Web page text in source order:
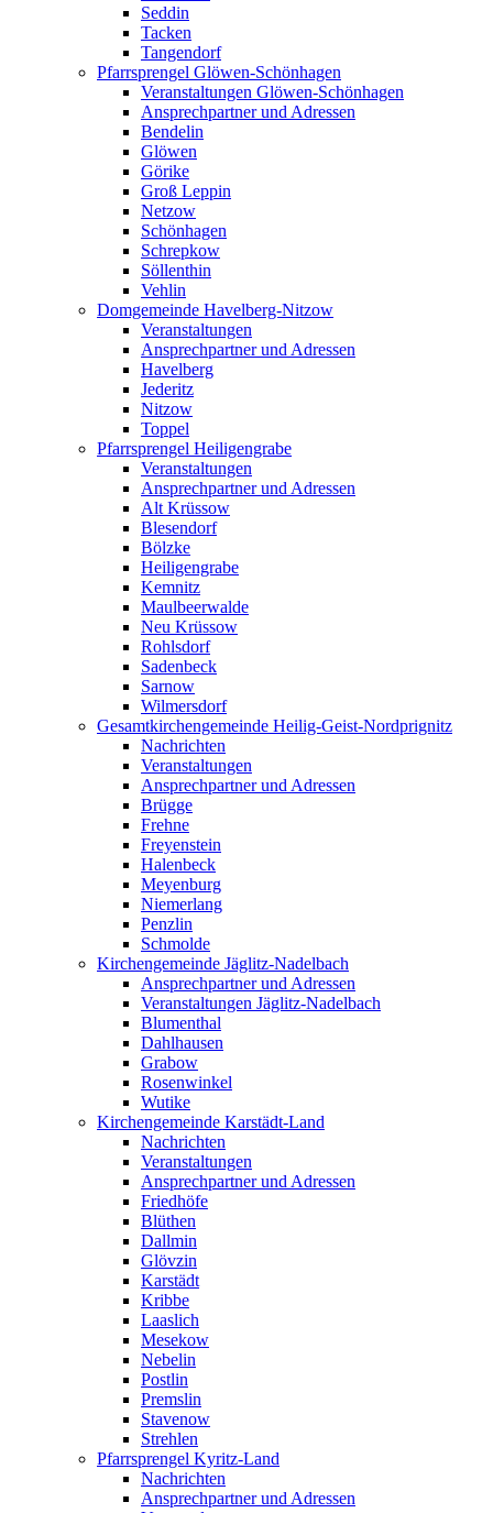
Seddin
Tacken
Tangendorf
Pfarrsprengel Glöwen-Schönhagen
Veranstaltungen Glöwen-Schönhagen
Ansprechpartner und Adressen
Bendelin
Glöwen
Görike
Groß Leppin
Netzow
Schönhagen
Schrepkow
Söllenthin
Vehlin
Domgemeinde Havelberg-Nitzow
Veranstaltungen
Ansprechpartner und Adressen
Havelberg
Jederitz
Nitzow
Toppel
Pfarrsprengel Heiligengrabe
Veranstaltungen
Ansprechpartner und Adressen
Alt Krüssow
Blesendorf
Bölzke
Heiligengrabe
Kemnitz
Maulbeerwalde
Neu Krüssow
Rohlsdorf
Sadenbeck
Sarnow
Wilmersdorf
Gesamtkirchengemeinde Heilig-Geist-Nordprignitz
Nachrichten
Veranstaltungen
Ansprechpartner und Adressen
Brügge
Frehne
Freyenstein
Halenbeck
Meyenburg
Niemerlang
Penzlin
Schmolde
Kirchengemeinde Jäglitz-Nadelbach
Ansprechpartner und Adressen
Veranstaltungen Jäglitz-Nadelbach
Blumenthal
Dahlhausen
Grabow
Rosenwinkel
Wutike
Kirchengemeinde Karstädt-Land
Nachrichten
Veranstaltungen
Ansprechpartner und Adressen
Friedhöfe
Blüthen
Dallmin
Glövzin
Karstädt
Kribbe
Laaslich
Mesekow
Nebelin
Postlin
Premslin
Stavenow
Strehlen
Pfarrsprengel Kyritz-Land
Nachrichten
Ansprechpartner und Adressen